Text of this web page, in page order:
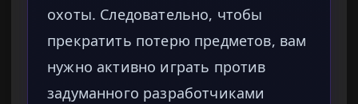
охоты. Следовательно, чтобы
прекратить потерю предметов, вам
нужно активно играть против
задуманного разработчиками